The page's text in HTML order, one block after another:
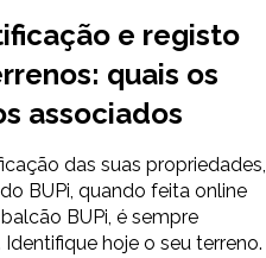
e registo
quais os
associados
das suas propriedades,
BUPi, quando feita online
BUPi, é sempre
Identifique hoje o seu terreno.